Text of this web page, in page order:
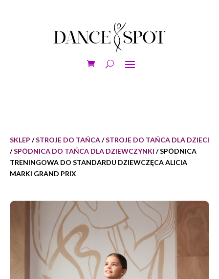
SKLEP /STROJE DO TAŃCA/STROJE DO TAŃCA DLA DZIECI
/SPÓDNICA DO TAŃCA DLA DZIEWCZYNKI / SPÓDNICA
TRENINGOWA DO STANDARDU DZIEWCZĘCA ALICIA
MARKI GRAND PRIX